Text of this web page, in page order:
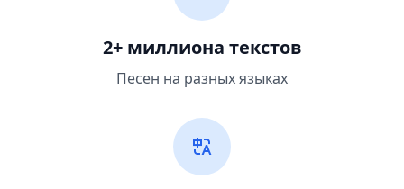
2+ миллиона текстов
Песен на разных языках